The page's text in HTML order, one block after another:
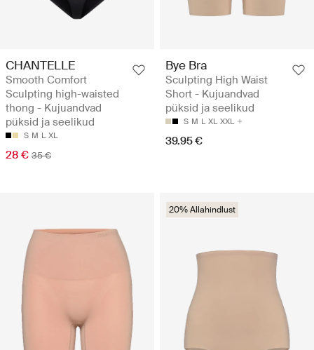
CHANTELLE
Smooth Comfort
Sculpting high-waisted
thong - Kujuandvad
püksid ja seelikud
S M L XL
28 € 35 €
Bye Bra
Sculpting High Waist
Short - Kujuandvad
püksid ja seelikud
S M L XL XXL
39.95 €
20% Allahindlust